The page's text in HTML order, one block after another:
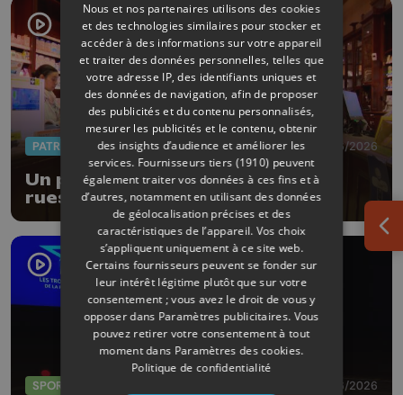
PATRIMOINE 18/06/2026
Un parcours thématique dans les
rues de la Ville de Liège
SPORTS 04/06/2026
Nous et nos partenaires utilisons des cookies
et des technologies similaires pour stocker et
accéder à des informations sur votre appareil
et traiter des données personnelles, telles que
votre adresse IP, des identifiants uniques et
des données de navigation, afin de proposer
des publicités et du contenu personnalisés,
mesurer les publicités et le contenu, obtenir
des insights d’audience et améliorer les
services. Fournisseurs tiers (1910) peuvent
également traiter vos données à ces fins et à
d’autres, notamment en utilisant des données
de géolocalisation précises et des
caractéristiques de l’appareil. Vos choix
s’appliquent uniquement à ce site web.
Certains fournisseurs peuvent se fonder sur
leur intérêt légitime plutôt que sur votre
consentement ; vous avez le droit de vous y
opposer dans Paramètres publicitaires. Vous
pouvez retirer votre consentement à tout
moment dans Paramètres des cookies.
Politique de confidentialité